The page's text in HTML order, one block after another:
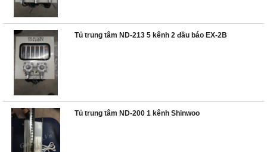
Tủ trung tâm ND-213 5 kênh 2 đầu báo EX-2B
Tủ trung tâm ND-200 1 kênh Shinwoo